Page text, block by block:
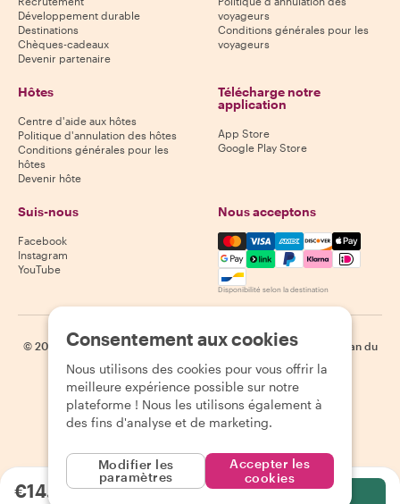
€14.71par personne
Développement durable
Destinations
Chèques-cadeaux
Devenir partenaire
voyageurs
Conditions générales pour les
voyageurs
Hôtes
Centre d'aide aux hôtes
Politique d'annulation des hôtes
Conditions générales pour les
hôtes
Devenir hôte
Télécharge notre
application
App Store
Google Play Store
Suis-nous
Facebook
Instagram
YouTube
Nous acceptons
Mastercard, Visa, Amex,
Disponibilité selon la destination
© 2026 Withlocals.com | Politique de confidentialité | Cookies
Plan du
site
Consentement aux cookies
Nous utilisons des cookies pour vous offrir la
meilleure expérience possible sur notre
plateforme ! Nous les utilisons également à
des fins d'analyse et de marketing.
Modifier les
paramètres
Accepter les
cookies